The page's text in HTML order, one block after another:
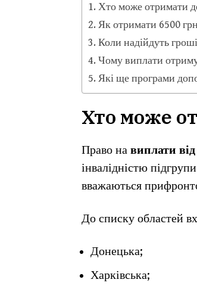
Хто може отримати
Як отримати 6500
Коли надійдуть
Чому виплати
Які ще програми
Хто може
Право на виплати
інвалідністю
вважаються
До списку областей
Донецька;
Харківська;